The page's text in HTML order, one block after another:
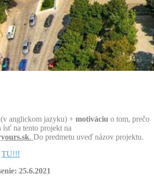
(v anglickom jazyku) + motiváciu o tom, prečo
na tento projekt na
. Do predmetu uveď názov projektu.
TU!!!
25.6.2021